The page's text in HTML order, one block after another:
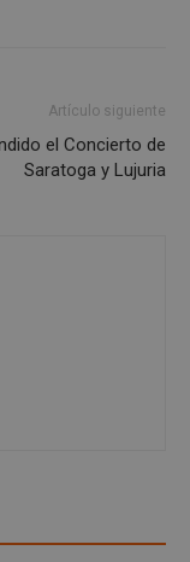
Artículo siguiente
el Concierto de
Saratoga y Lujuria